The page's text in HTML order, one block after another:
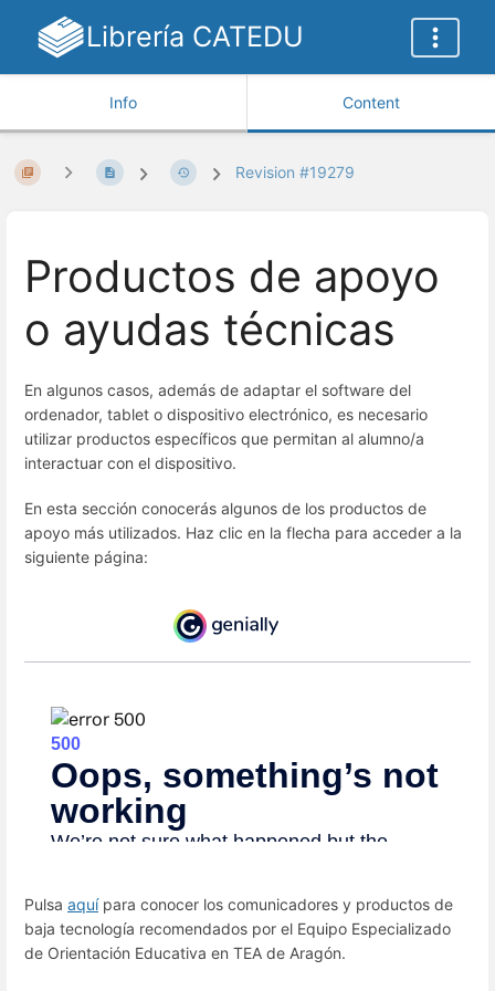
Librería CATEDU
Info Content
Revision #19279
Productos de apoyo
o ayudas técnicas
En algunos casos, además de adaptar el software del
ordenador, tablet o dispositivo electrónico, es necesario
utilizar productos específicos que permitan al alumno/a
interactuar con el dispositivo.
En esta sección conocerás algunos de los productos de
apoyo más utilizados. Haz clic en la flecha para acceder a la
siguiente página:
Pulsa aquípara conocer los comunicadores y productos de
baja tecnología recomendados por el Equipo Especializado
de Orientación Educativa en TEA de Aragón.